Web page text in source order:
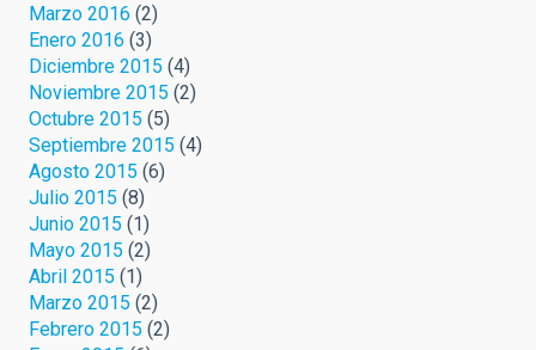
Marzo 2016 (2)
Enero 2016 (3)
Diciembre 2015 (4)
Noviembre 2015 (2)
Octubre 2015 (5)
Septiembre 2015 (4)
Agosto 2015 (6)
Julio 2015 (8)
Junio 2015 (1)
Mayo 2015 (2)
Abril 2015 (1)
Marzo 2015 (2)
Febrero 2015 (2)